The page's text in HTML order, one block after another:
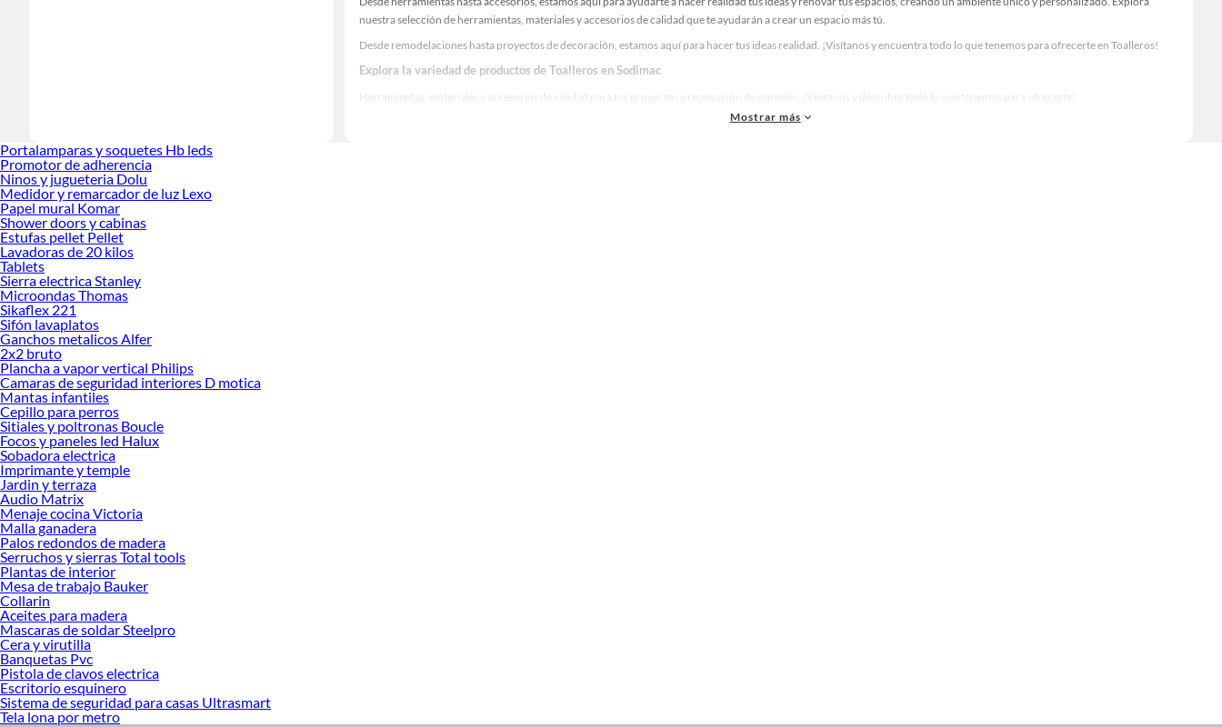
nuestra selección de herramientas, materiales y accesorios de calidad que te ayudarán a crear un espacio más tú.
Desde remodelaciones hasta proyectos de decoración, estamos aquí para hacer tus ideas realidad. ¡Visítanos y encuentra todo lo que tenemos para ofrecerte en Toalleros!
Explora la variedad de productos de Toalleros en Sodimac
Herramientas, materiales y accesorios de calidad para tus proyectos y renovación de espacios. ¡Visítanos y descubre todo lo que tenemos para ofrecerte!
Encuentra una amplia variedad de productos de Toalleros en Sodimac. Encuentra todo lo necesario para tus proyectos de renovación y decoración. ¡Visítanos y haz tus ideas
Mostrar más
Portalamparas y soquetes Hb leds
Promotor de adherencia
Ninos y jugueteria Dolu
Medidor y remarcador de luz Lexo
Papel mural Komar
Shower doors y cabinas
Estufas pellet Pellet
Lavadoras de 20 kilos
Tablets
Sierra electrica Stanley
Microondas Thomas
Sikaflex 221
Sifón lavaplatos
Ganchos metalicos Alfer
2x2 bruto
Plancha a vapor vertical Philips
Camaras de seguridad interiores D motica
Mantas infantiles
Cepillo para perros
Sitiales y poltronas Boucle
Focos y paneles led Halux
Sobadora electrica
Imprimante y temple
Jardin y terraza
Audio Matrix
Menaje cocina Victoria
Malla ganadera
Palos redondos de madera
Serruchos y sierras Total tools
Plantas de interior
Mesa de trabajo Bauker
Collarin
Aceites para madera
Mascaras de soldar Steelpro
Cera y virutilla
Banquetas Pvc
Pistola de clavos electrica
Escritorio esquinero
Sistema de seguridad para casas Ultrasmart
Tela lona por metro